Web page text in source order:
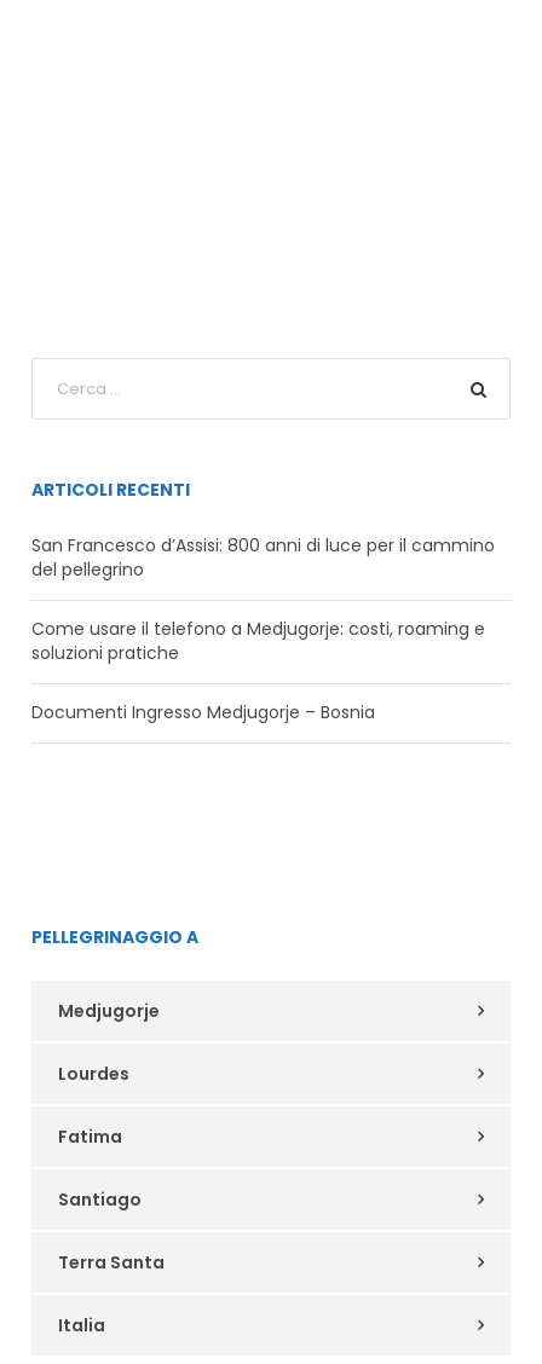
ARTICOLI RECENTI
San Francesco d’Assisi: 800 anni di luce per il cammino
del pellegrino
Come usare il telefono a Medjugorje: costi, roaming e
soluzioni pratiche
Documenti Ingresso Medjugorje – Bosnia
PELLEGRINAGGIO A
Medjugorje
Lourdes
Fatima
Santiago
Terra Santa
Italia